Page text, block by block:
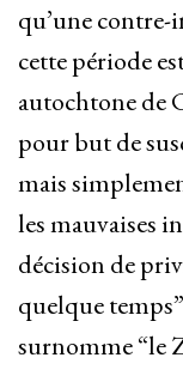
qu’une
cette période
autochtone de
pour but de
mais
les mauvaises
décision de
quelque
surnomme “le